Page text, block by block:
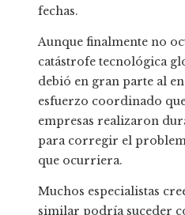
fechas.
Aunque finalmente no
catástrofe tecnológica
debió en gran parte al
esfuerzo coordinado
empresas realizaron
para corregir el
que ocurriera.
Muchos especialistas
similar podría suceder